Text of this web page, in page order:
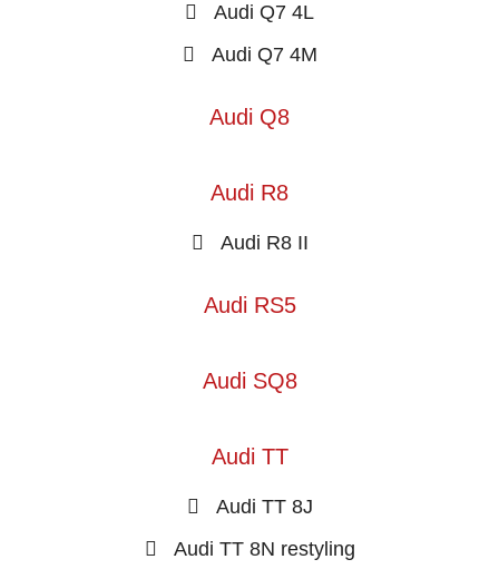
Audi Q7 4L
Audi Q7 4M
Audi Q8
Audi R8
Audi R8 II
Audi RS5
Audi SQ8
Audi TT
Audi TT 8J
Audi TT 8N restyling